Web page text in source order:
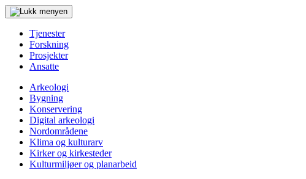
Tjenester
Forskning
Prosjekter
Ansatte
Arkeologi
Bygning
Konservering
Digital arkeologi
Nordområdene
Klima og kulturarv
Kirker og kirkesteder
Kulturmiljøer og planarbeid